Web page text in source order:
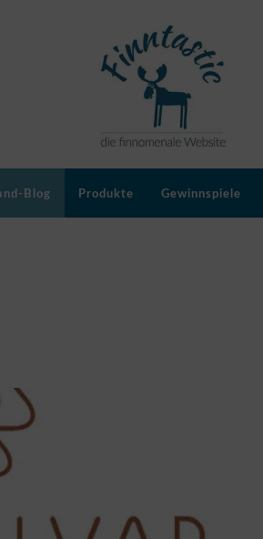
Blog Produkte Gewinnspiele